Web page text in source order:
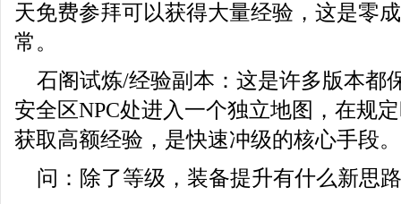
天免费参拜可以获得大量经验，这是零
常。
石阁试炼/经验副本：这是许多版本都
安全区NPC处进入一个独立地图，在规
获取高额经验，是快速冲级的核心手段。
问：除了等级，装备提升有什么新思